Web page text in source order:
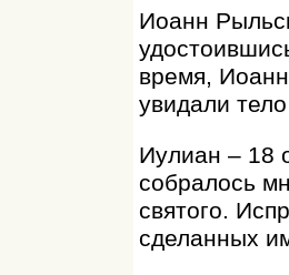
Иоанн
время,
увидали
Иулиан – 18
собралось
святого.
сделанных